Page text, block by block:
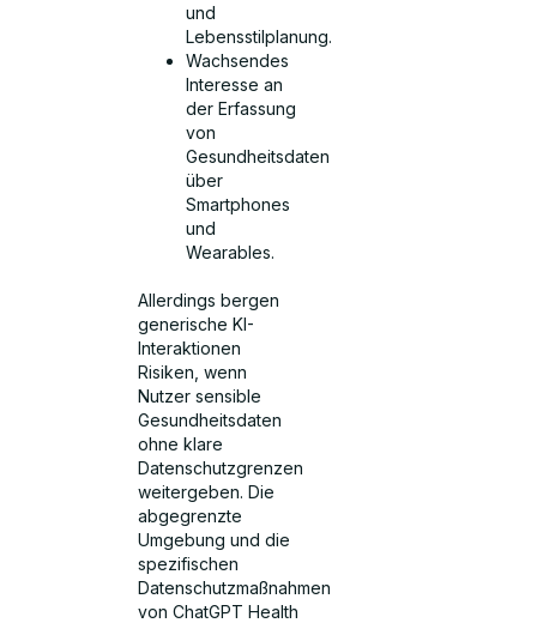
und
Lebensstilplanung.
Wachsendes
Interesse an
der Erfassung
von
Gesundheitsdaten
über
Smartphones
und
Wearables.
Allerdings bergen
generische KI-
Interaktionen
Risiken, wenn
Nutzer sensible
Gesundheitsdaten
ohne klare
Datenschutzgrenzen
weitergeben. Die
abgegrenzte
Umgebung und die
spezifischen
Datenschutzmaßnahmen
von ChatGPT Health